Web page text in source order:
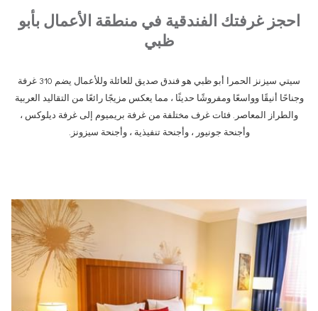
احجز غرفتك الفندقية في منطقة الأعمال بأبو
ظبي
سيتي سيزنز الحمرا أبو ظبي هو فندق صديق للعائلة وللأعمال يضم 310 غرفة
وجناحًا أنيقًا وواسعًا ومفروشًا حديثًا ، مما يعكس مزيجًا رائعًا من التقاليد العربية
والطراز المعاصر. فئات غرف مختلفة من غرفة بريميوم إلى غرفة ديلوكس ،
وأجنحة جونيور ، وأجنحة تنفيذية ، وأجنحة سيزونز.